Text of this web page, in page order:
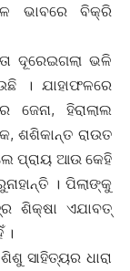
ଭାବରେ ବିକ୍ରି
ଦୂରେଇଗଲା ଭଳି
। ଯାହାଫଳରେ
ହିରାଲାଲ
ଶଶିକାନ୍ତ ରାଉତ
ପ୍ରାୟ ଆଉ କେହି
। ପିଲାଙ୍କୁ
ଶିକ୍ଷା ଏଯାବତ୍
।
ସାହିତ୍ୟର ଧାରା